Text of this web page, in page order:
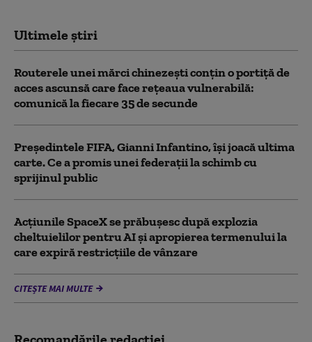
Ultimele știri
Routerele unei mărci chinezești conțin o portiță de
acces ascunsă care face rețeaua vulnerabilă:
comunică la fiecare 35 de secunde
Președintele FIFA, Gianni Infantino, îşi joacă ultima
carte. Ce a promis unei federații la schimb cu
sprijinul public
Acţiunile SpaceX se prăbuşesc după explozia
cheltuielilor pentru AI şi apropierea termenului la
care expiră restricţiile de vânzare
CITEȘTE MAI MULTE